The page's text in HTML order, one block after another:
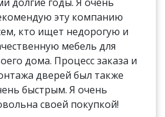
эту компанию
кто ищет недорогую и
мебель для
дома. Процесс заказа и
дверей был также
быстрым. Я очень
своей покупкой!